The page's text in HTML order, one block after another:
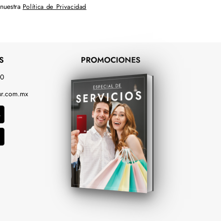
Política de Privacidad
PROMOCIONES